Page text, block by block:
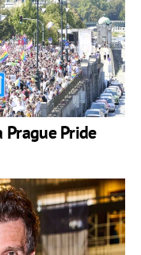
Prague Pride